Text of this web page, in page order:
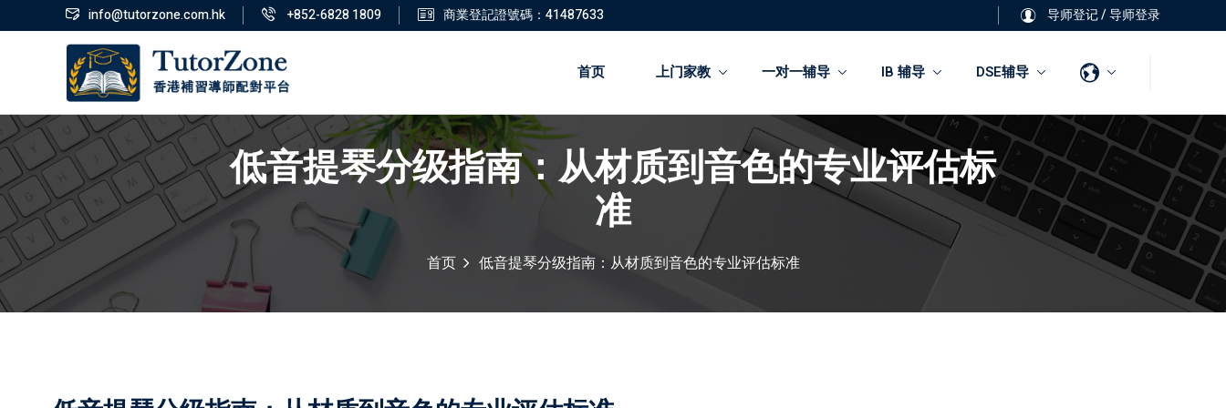
info@tutorzone.com.hk +852-6828 1809 商業登記證號碼：41487633 导师登记/导师登录
首页 上门家教 一对一辅导 IB 辅导 DSE辅导
低音提琴分级指南：从材质到音色的专业评估标
准
首页 低音提琴分级指南：从材质到音色的专业评估标准
登錄 註冊
登錄
您還沒有帳號?註冊